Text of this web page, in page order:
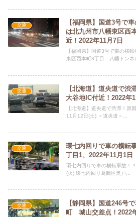
交通
【福岡県】国道3号で
は北九州市八幡東区
近！2022年11月7日
【福岡県】国道3号で車の横
東区西本町3丁目 八幡トンネ
交通
【北海道】道央道で渋
大谷地IC付近！2022年
【北海道】道央道で渋滞！原
11月12日(土) ＜道央道＞...
交通
環七内回りで車の横転
丁目1、2022年11月1日
環七内回りで車の横転事故！
(火) 環七内回り葛飾区奥戸...
交通
【静岡県】国道246号
町 城山交差点！2022